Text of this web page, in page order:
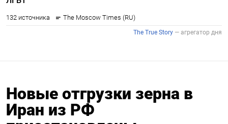
Новые отгрузки зерна в
Иран из РФ